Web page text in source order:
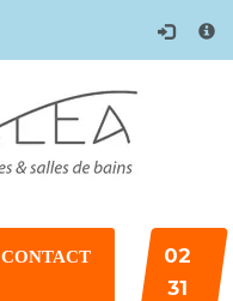
×
CONTACT
02
31